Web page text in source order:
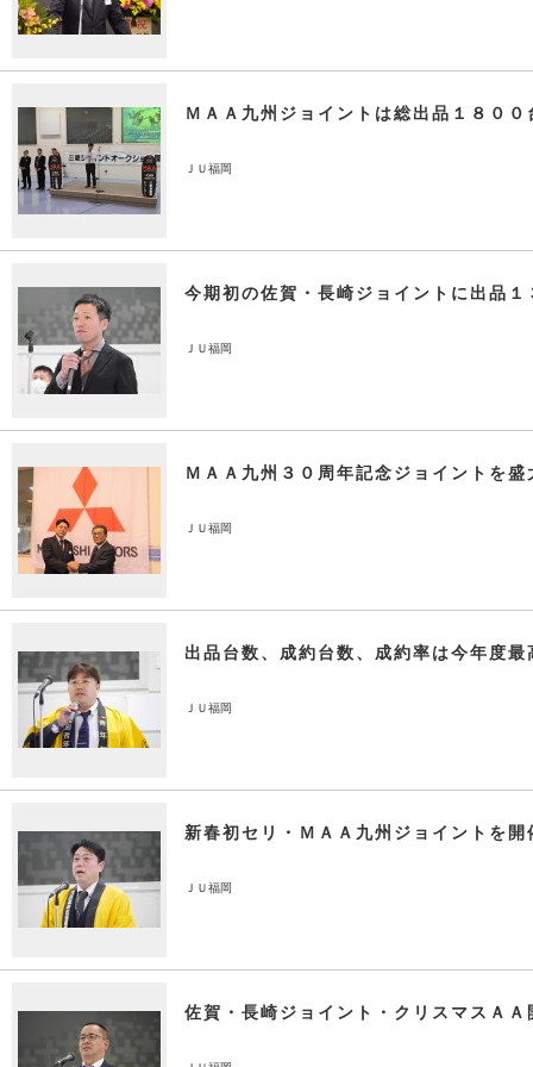
ＭＡＡ九州ジョイントは総出品１８００
ＪＵ福岡
今期初の佐賀・長崎ジョイントに出品１
ＪＵ福岡
ＭＡＡ九州３０周年記念ジョイントを盛
ＪＵ福岡
出品台数、成約台数、成約率は今年度最
ＪＵ福岡
新春初セリ・ＭＡＡ九州ジョイントを開
ＪＵ福岡
佐賀・長崎ジョイント・クリスマスＡＡ